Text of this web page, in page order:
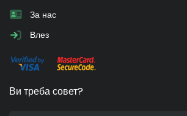
За нас
Влез
Ви треба совет?